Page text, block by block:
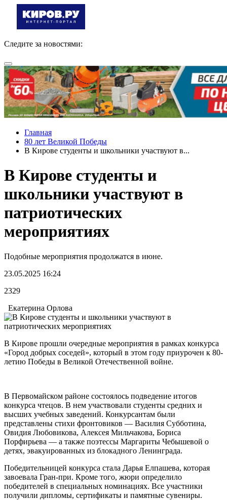
Следите за новостями:
Главная
80 лет Великой Победы
В Кирове студенты и школьники участвуют в...
В Кирове студенты и
школьники участвуют в
патриотических
мероприятиях
Подобные мероприятия продолжатся в июне.
23.05.2025 16:24
2329
Екатерина Орлова
В Кирове прошли очередные мероприятия в рамках конкурса
«Город добрых соседей», который в этом году приурочен к 80-
летию Победы в Великой Отечественной войне.
В Первомайском районе состоялось подведение итогов
конкурса чтецов. В нем участвовали студенты средних и
высших учебных заведений. Конкурсантам были
представлены стихи фронтовиков — Василия Субботина,
Овидия Любовикова, Алексея Мильчакова, Бориса
Порфирьева — а также поэтессы Маргариты Чебышевой о
детях, эвакуированных из блокадного Ленинграда.
Победительницей конкурса стала Дарья Елпашева, которая
завоевала Гран-при. Кроме того, жюри определило
победителей в специальных номинациях. Все участники
получили дипломы, сертификаты и памятные сувениры.